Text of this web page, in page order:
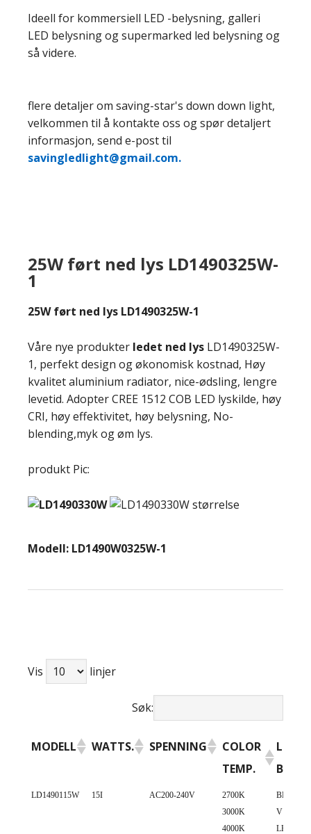
Ideell for kommersiell LED -belysning, galleri
LED belysning og supermarked led belysning og
så videre.
flere detaljer om saving-star's down down light,
velkommen til å kontakte oss og spør detaljert
informasjon, send e-post til
savingledlight@gmail.com.
25W ført ned lys LD1490325W-
1
25W ført ned lys LD1490325W-1
Våre nye produkter ledet ned lys LD1490325W-
1, perfekt design og økonomisk kostnad, Høy
kvalitet aluminium radiator, nice-ødsling, lengre
levetid. Adopter CREE 1512 COB LED lyskilde, høy
CRI, høy effektivitet, høy belysning, No-
blending,myk og øm lys.
produkt Pic:
Modell: LD1490W0325W-1
Vis linjer
Søk:
MODELL WATTS. SPENNING
COLOR
TEMP.
LED
MODELL
WATTS. SPENNING
COLOR
TEMP.
LED
LD1490115W 15I AC200-240V
2700K
3000K
4000K
V10 COB
LED